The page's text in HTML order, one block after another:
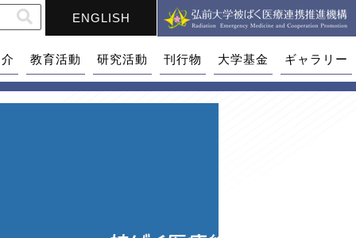
ENGLISH
教育活動 研究活動 刊行物 大学基金 ギャラリー